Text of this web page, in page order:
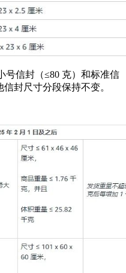
号信封（≤80 克）和标准信
封尺寸分段保持不变。